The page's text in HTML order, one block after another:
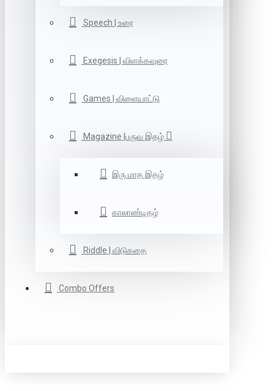
Speech | உரை
Exegesis | விளக்கவுரை
Games | விளையாட்டு
Magazine |பருவ இதழ்
இரு மாத இதழ்
காலாண்டிதழ்
Riddle | விடுகதை
Combo Offers